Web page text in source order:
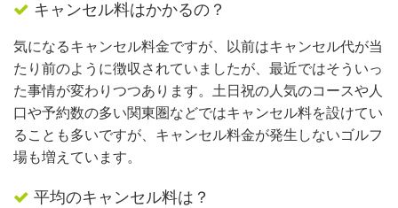
キャンセル料はかかるの？
気になるキャンセル料金ですが、以前はキャンセル代が当
たり前のように徴収されていましたが、最近ではそういっ
た事情が変わりつつあります。土日祝の人気のコースや人
口や予約数の多い関東圏などではキャンセル料を設けてい
ることも多いですが、キャンセル料金が発生しないゴルフ
場も増えています。
平均のキャンセル料は？